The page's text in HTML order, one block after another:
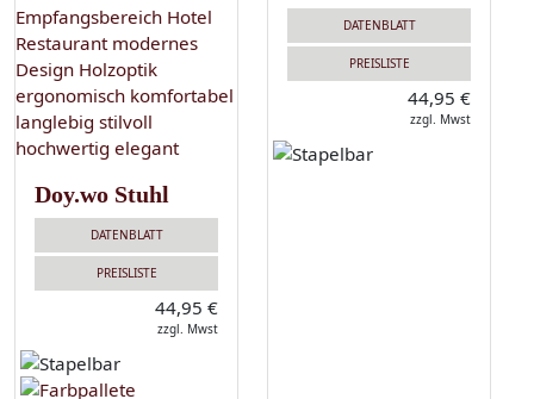
Doy.wo Stuhl
DATENBLATT
PREISLISTE
44,95 €
zzgl. Mwst
DATENBLATT
PREISLISTE
44,95 €
zzgl. Mwst